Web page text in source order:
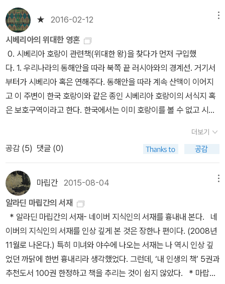
과 함께 살아가는 인간의 모습이 다양한 사진을 통해 생생하게 전해
진다.400페이지가 넘는 분량이 꽉 차 있는 보기 드문 책이다. 마지막
으로 평생을 호랑이 촬영에 바치고 이제는 멸종 위기에 처한 호랑이
보호에 힘을 쓰시는 저자 분의 노력에 경의를 표한다.
아서 둥그스름한 원형을 이룬다. 원형 안에 네 발가락과 발볼이 찍혀
있는 모양이 둥근 매화를 닮았다 해서 호랑이의 발자국을 매화발자국
이라고도 부른다. 마지막으로 발가락의 위치다. 호랑이는 두 번째 발
가락 자국이 제일 높이 위치한다. 그 다음으로 세번째, 첫번째, 네번째
발가락 순이다. 그래서 두번째 발가락으로 오른발과 왼발을 구분한
다. 제일 크고 높은 발가락이 왼쪽에서 두번째라면 오른발이고, 오른
쪽에서 두번째라면 왼발이다. 반면 개과 동물은 두번째와 세번째 발
가락의 크기와 높이가 똑같다. 그래서 발자국 하나만 보면 왼발인지
오른발이니지 구분하기 어렵다. 또한 호랑이의 발가락은 첫번째와 네
번째가 개과 동물처럼 측면으로 벌어지지 않고 안쪽으로 오므려져 있
은 흔적이라도 지표면의 상태에 따라 모양과 크기가 달라진다. 적당
한 습기를 머금은 진흙 위에 찍힌 발자국은 비교적 정확하다. 하지만
진흙에 물기가 너무 많으면 발을 뗄 때 묽은 진흙이 흘러내려 발자국
이 줄어든다. 모래사장을 걸을 때도 모래가 튀겨 전체 윤곽은 커지지
만 발을 뗄 때 모래가 무너져 내려 발자국의 크기는 줄어든다. 살짝 내
린 가루눈 위의 발자국은 오히려 커진다. 발자국을 디딜 때의 공기압
으로 인해 눈가루가 밖으로 퍼지기 때문이다. 폭설이 내린 다음의 발
자국은 파악하기 힘들다. 발을 눈 속 깊이 디뎠다 뺄 때 눈이 무너져
여, 인간들이여...그냥 내비 둬라.그래서, 박수용씨의 다음 작품이 나
왔다기에 설백과 월백, 왕대 하쟈인의 다음 왕대 이야긴줄 알았다. 근
데 아니네, 그들을 계속 추적하고 기록하는 것이 힘들고 매우 위험한
일인줄 알지만 기대했었다.두번째 왕대 꼬리가 다음 왕대자리를 하쟈
인에게 물려주는, 생존투쟁의 정상에서 나락으로 굴러 떨어지는 꼬리
를 추적하면서 둘 사이 우정을 나누는 이야기.... 음, 좀 실망했지만 재
미와 감동은 여전하다.궁금증: 이 이야기는 전작의 전작에 해당하는
거 같다. 전작보다 10년이나 늦게 출판한 이유가 궁금하다.Ussury
와 만주, 우리 선조들의 고향, 이 두 지역을 나누는 경계는 아무르 Am
ur 강이다. 검은 용이 급이치듯 흘러간다고 흑룡강이라고도 부른
다. 이 강을 기준으로 위는 시베리아, 아래는 만주다. 만주밑에는 백두
산에서 발원한 두만강과 압록강이 흐른다. 그 사이를 송화강과 우수
리 ussury 강이 남에서 북으로 흐르며 이어준다. 송화강은 백두산에
서 발원하여 아무르 강으로 흘러 들어가고, 우수리 강은 두만강 북쪽
에서 시작해 아무르 강으로 흘러 들어간다.우수리 강은 현재 중국
과 러시아의 국경으로 이 강에서 동해까지를 연해주 혹은 우수리
라 부른다. 우수리에는 거대한 시호테알린Sikhote Alin 산맥이 동해
안을 따라 북에서 남으로 뻗어 내린다. 시호테알린 산맥이 동쪽에 치
우쳐 있어 우수리는 우리나라오 마찬가지로 전형적인 동고서저 지형
종자 은행 설립이 추진중이라고 한다. 그에 따르면 식량 문제는 결국
민주주의의 문제다. 그는 “기아의 근본 원인은 식량이나 땅이 부족해
서가 아니라 민주주의가 부족하기 때문”이라는 프란시스 무어 라폐
의 말을 인용하며, 식량 안보를 지키는 데 가장 중요한 것은 “종자 다
양성에 대한 사회적, 경제적, 정치적 접근성”에 달려있다고 단언한다.
박근혜 정부는 전작권 이양을 미루어 안보 자주를 포기한 것과 마찬
가지로 FTA를 통해 식량 자주권마저 다른 나라에 퍼주고 있는 실정
이다. 조만간 모든 쌀을 외국에서 사먹어야 하는 필리핀 꼴 될 날이 멀
지 않아 보인다. 청와궁에서 떡이나 칠 것이지. 십장생들. (그러고보
니 떡이나 쳤군) 연쇄 16. 밥상을 부탁해! 정부희, <곤충의 밥상>
반은 굶주리는가>, 강양구, 강이현 기자의 <밥상 혁명>, 피터 싱어와
짐 메이슨이 함께 쓴 <죽음의 밥상> 등등의 후보를 제치고 김이경 작
가는 <곤충의 밥상>을 골랐다. 요즘 <삼시세끼>라는 무미건조한
예능 프로그램이 인기라고 한다. 어떤 청취자가 그런 말을 했다. “자
신도 먹을 거 걱정 안하고 먹을거리만 걱정했으면 좋겠다.”고. 그저
세끼 찾아 먹는 프로그램이 그래서 인기인걸까? 연쇄17. 진화의 달
인에게 배우다. 정준호, <기생충, 우리들의 오래된 동반자> 얼마 전
기생충 박사 서민 교수의 책을 읽었었는데, 의외로 기생충 관련 서적
★ 2016-02-12
시베리아의 위대한 영혼
0. 시베리아 호랑이 관련책(위대한 왕)을 찾다가 먼저 구입했
다. 1. 우리나라의 동해안을 따라 북쪽 끝 러시아와의 경계선. 거기서
부터가 시베리아 혹은 연해주다. 동해안을 따라 계속 산맥이 이어지
고 이 주변이 한국 호랑이와 같은 종인 시베리아 호랑이의 서식지 혹
은 보호구역이라고 한다. 한국에서는 이미 호랑이를 볼 수 없고 시베
수백여마리 정도가 보호구역을 영역으로 살아가고 있다고 한다. 호랑
이가 영역동물로 하룻밤사이 이동거리가 우리나라 일개 도 정도는 된
다는 것과 그 보다 더 넓은 범위를 자신의 영역으로 삼는다는 것. 어미
는 자신의 학습을 새끼가 독립하기까지 3-4년간 가르치고 대물림하
는 것이 새삼 신기했다. 당연하다면 당연한 일인데 너무 당연스럽게
생각을 해서 그런가. 그리고 저자가 이 취재를 위해 20여년동안 추적
을 했다는 것. 일년의 반 이상을 움직이기도 힘든 비트속에서 잠복생
활을 하며 촬영을 한 것 등. 놀랍다는 생각이든다. 그런 고생을 하며
기록을 남기지만 별다른 지원이 없다는 것도, 그런 지원이 없어도 이
런일을 하는 사람이 있다는 것도 대단하다.
더보기
공감 (5) 댓글 (0)
마립간 2015-08-04
알라딘 마립간의 서재
* 알라딘 마립간의 서재- 네이버 지식인의 서재를 흉내내 본다. 네
이버의 지식인의 서재를 인상 깊게 본 것은 장한나 편이다. (2008년
11월로 나온다.) 특히 미녀와 야수에 나오는 서재는 나 역시 인상 깊
었던 까닭에 한번 흉내리라 생각했었다. 그런데, ‘내 인생의 책’ 5권과
추천도서 100권 한정하고 책을 추리는 것이 쉽지 않았다. * 마랍간